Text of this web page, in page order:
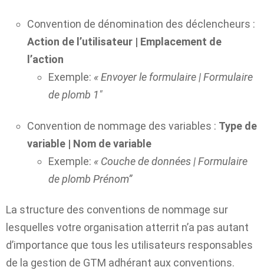
Convention de dénomination des déclencheurs :
Action de l’utilisateur | Emplacement de
l’action
Exemple: « Envoyer le formulaire | Formulaire
de plomb 1″
Convention de nommage des variables : Type de
variable | Nom de variable
Exemple: « Couche de données | Formulaire
de plomb Prénom”
La structure des conventions de nommage sur
lesquelles votre organisation atterrit n’a pas autant
d’importance que tous les utilisateurs responsables
de la gestion de GTM adhérant aux conventions.